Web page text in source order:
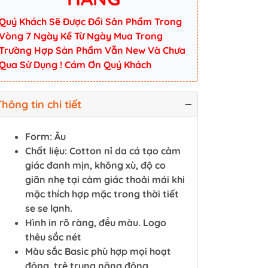
Khách Sẽ Được Đổi Sản Phẩm Trong
7 Ngày Kể Từ Ngày Mua Trong
Hợp Sản Phẩm Vẫn New Và Chưa
Sử Dụng ! Cám Ơn Quý Khách
tin chi tiết
Form: Âu
Chất liệu: Cotton nỉ da cá tạo cảm
giác đanh mịn, không xù, độ co
giãn nhẹ tại cảm giác thoải mái khi
mặc thích hợp mặc trong thời tiết
se se lạnh.
Hình in rõ ràng, đều màu. Logo
thêu sắc nét
Màu sắc Basic phù hợp mọi hoạt
động, trẻ trung năng động